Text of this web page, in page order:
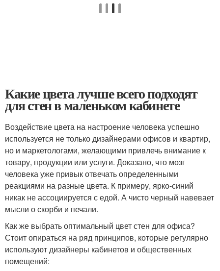
Какие цвета лучше всего подходят
для стен в маленьком кабинете
Воздействие цвета на настроение человека успешно
используется не только дизайнерами офисов и квартир,
но и маркетологами, желающими привлечь внимание к
товару, продукции или услуги. Доказано, что мозг
человека уже привык отвечать определенными
реакциями на разные цвета. К примеру, ярко-синий
никак не ассоциируется с едой. А чисто черный навевает
мысли о скорби и печали.
Как же выбрать оптимальный цвет стен для офиса?
Стоит опираться на ряд принципов, которые регулярно
используют дизайнеры кабинетов и общественных
помещений: